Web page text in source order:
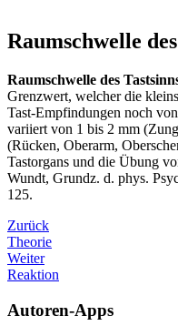
Raumschwelle
Raumschwelle des
Grenzwert, welcher die
Tast-Empfindungen noch
variiert von 1 bis 2 mm
(Rücken, Oberarm,
Tastorgans und die Übung
Wundt, Grundz. d. phys.
125.
Zurück
Theorie
Weiter
Reaktion
Autoren-Apps